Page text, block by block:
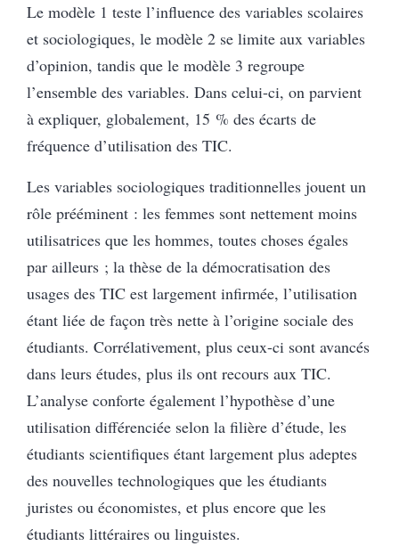
Le modèle 1 teste l’influence des variables scolaires
et sociologiques, le modèle 2 se limite aux variables
d’opinion, tandis que le modèle 3 regroupe
l’ensemble des variables. Dans celui-ci, on parvient
à expliquer, globalement, 15 % des écarts de
fréquence d’utilisation des TIC.
Les variables sociologiques traditionnelles jouent un
rôle prééminent : les femmes sont nettement moins
utilisatrices que les hommes, toutes choses égales
par ailleurs ; la thèse de la démocratisation des
usages des TIC est largement infirmée, l’utilisation
étant liée de façon très nette à l’origine sociale des
étudiants. Corrélativement, plus ceux-ci sont avancés
dans leurs études, plus ils ont recours aux TIC.
L’analyse conforte également l’hypothèse d’une
utilisation différenciée selon la filière d’étude, les
étudiants scientifiques étant largement plus adeptes
des nouvelles technologiques que les étudiants
juristes ou économistes, et plus encore que les
étudiants littéraires ou linguistes.